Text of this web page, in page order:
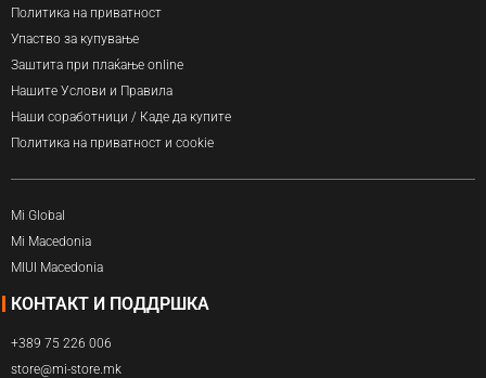
Политика на приватност
Упаство за купување
Заштита при плаќање online
Нашите Услови и Правила
Наши соработници / Каде да купите
Политика на приватност и cookie
Mi Global
Mi Macedonia
MIUI Macedonia
КОНТАКТ И ПОДДРШКА
+389 75 226 006
store@mi-store.mk